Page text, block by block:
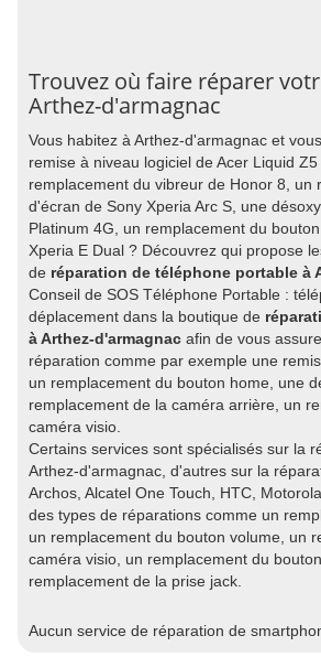
Trouvez où faire réparer
Arthez-d'armagnac
Vous habitez à Arthez-d'armagnac et
remise à niveau logiciel de Acer Liquid
remplacement du vibreur de Honor 8, un
d'écran de Sony Xperia Arc S, une
Platinum 4G, un remplacement du
Xperia E Dual ? Découvrez qui propose
de réparation de téléphone portable à
Conseil de SOS Téléphone Portable :
déplacement dans la boutique de
à Arthez-d'armagnac afin de vous
réparation comme par exemple une
un remplacement du bouton home, une
remplacement de la caméra arrière, un
caméra visio.
Certains services sont spécialisés sur la
Arthez-d'armagnac, d'autres sur la
Archos, Alcatel One Touch, HTC,
des types de réparations comme un
un remplacement du bouton volume, un
caméra visio, un remplacement du
remplacement de la prise jack.
Aucun service de réparation de